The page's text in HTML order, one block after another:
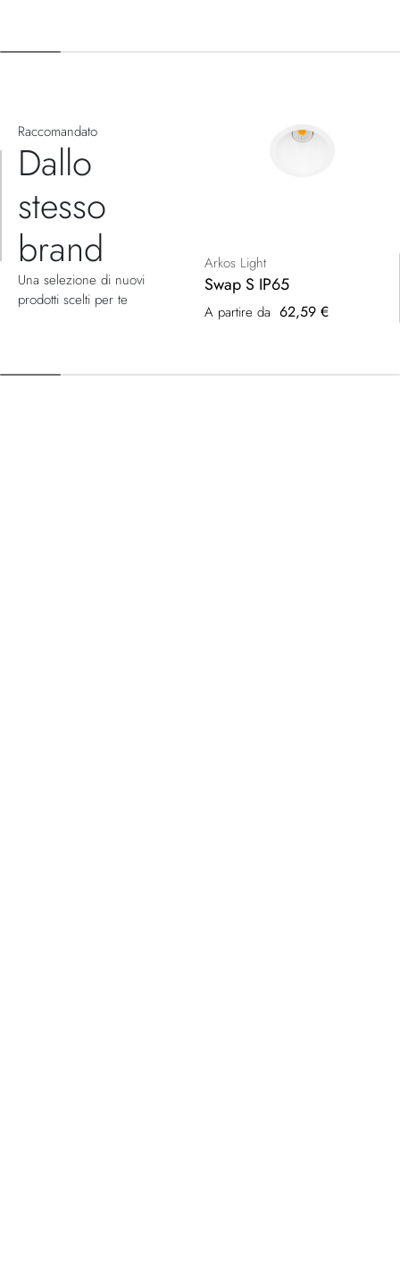
Raccomandato
Dallo
stesso
brand
Una selezione di nuovi
prodotti scelti per te
Arkos Light
Swap S IP65
A partire da 62,59 €